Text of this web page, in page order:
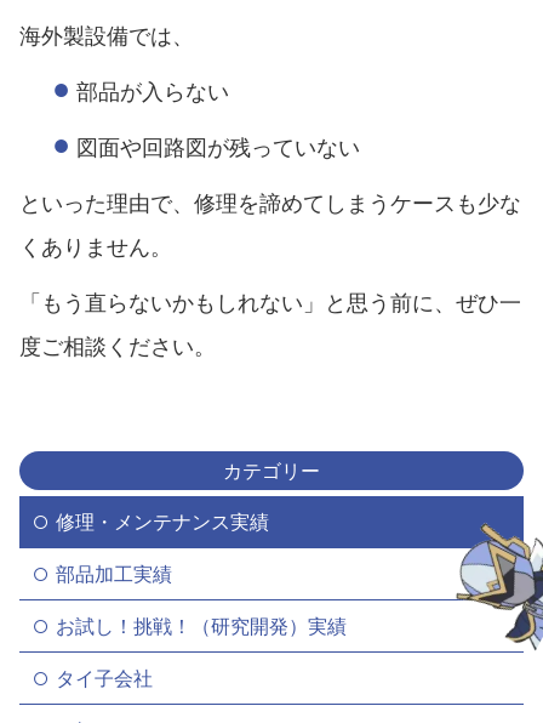
海外製設備では、
部品が入らない
図面や回路図が残っていない
といった理由で、修理を諦めてしまうケースも少な
くありません。
「もう直らないかもしれない」と思う前に、ぜひ一
度ご相談ください。
カテゴリー
修理・メンテナンス実績
部品加工実績
お試し！挑戦！（研究開発）実績
タイ子会社